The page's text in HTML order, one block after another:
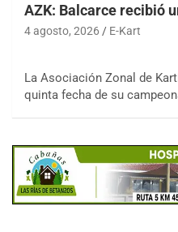
AZK: Balcarce recibió
4 agosto, 2026 E-Kart
La Asociación Zonal de
quinta fecha de su